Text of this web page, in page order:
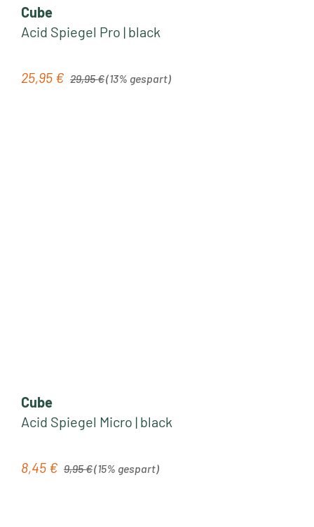
Cube
Acid Spiegel Pro | black
Verkaufspreis:
25,95 € 29,95 €(13% gespart)
Cube
Acid Spiegel Micro | black
Verkaufspreis:
8,45 € Regulärer Preis:
9,95 €(15% gespart)